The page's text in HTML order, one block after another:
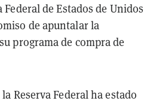
Federal de Estados de Unidos
de apuntalar la
programa de compra de
Reserva Federal ha estado